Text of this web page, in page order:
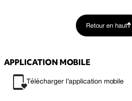
Retour en haut
APPLICATION MOBILE
Télécharger l’application mobile